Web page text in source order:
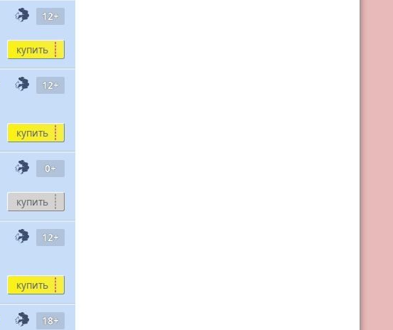
12+
купить
12+
купить
0+
купить
12+
купить
18+